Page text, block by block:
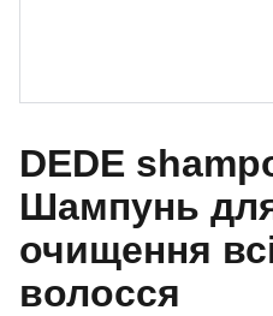
DEDE
Шампунь для
очищення
волосся